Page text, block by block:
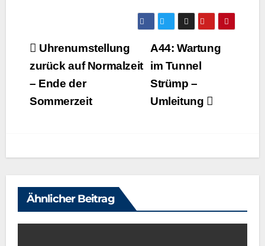
Beitragsnavigation
A44: Wartung
im Tunnel
Strümp –
Umleitung
Uhrenumstellung
zurück auf Normalzeit
– Ende der
Sommerzeit
Ähnlicher Beitrag